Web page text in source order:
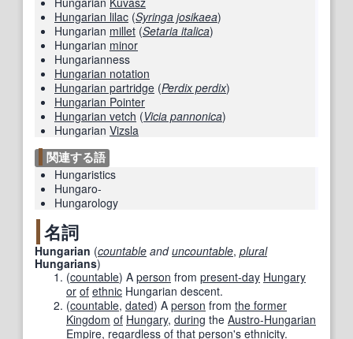
Hungarian lilac (Syringa josikaea)
Hungarian millet (Setaria italica)
Hungarian minor
Hungarianness
Hungarian notation
Hungarian partridge (Perdix perdix)
Hungarian Pointer
Hungarian vetch (Vicia pannonica)
Hungarian Vizsla
関連する語
Hungaristics
Hungaro-
Hungarology
名詞
Hungarian (countable anduncountable, plural
Hungarians)
(countable) A person from present-day Hungary
or of ethnic Hungarian descent.
(countable, dated) A person from the former
Kingdom of Hungary, during the Austro-Hungarian
Empire, regardless of that person's ethnicity.